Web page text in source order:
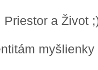
a Život
myšlienky